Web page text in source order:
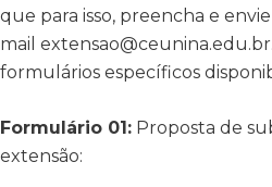
que para isso, preencha e
mail
formulários específicos
Formulário 01: Proposta de
extensão: